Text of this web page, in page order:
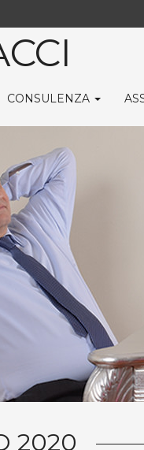
CONSULENZA
2020